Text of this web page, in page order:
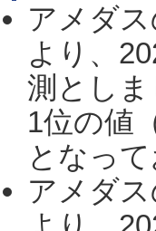
アメダ
より、
測とし
1位の値
となっ
アメダ